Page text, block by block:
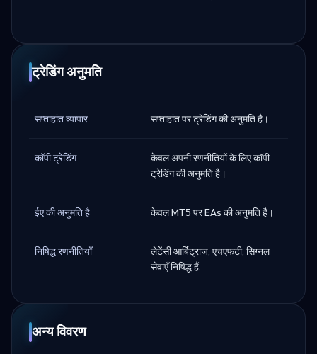
ट्रेडिंग अनुमति
सप्ताहांत व्यापार सप्ताहांत पर ट्रेडिंग की अनुमति है।
कॉपी ट्रेडिंग
केवल अपनी रणनीतियों के लिए कॉपी
ट्रेडिंग की अनुमति है।
ईए की अनुमति है केवल MT5 पर EAs की अनुमति है।
निषिद्ध रणनीतियाँ
लेटेंसी आर्बिट्राज, एचएफटी, सिग्नल
सेवाएँ निषिद्ध हैं.
अन्य विवरण